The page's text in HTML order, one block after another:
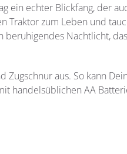
ein echter Blickfang, der
Traktor zum Leben und
Nachtlicht,
aus. So kann
handelsüblichen AA